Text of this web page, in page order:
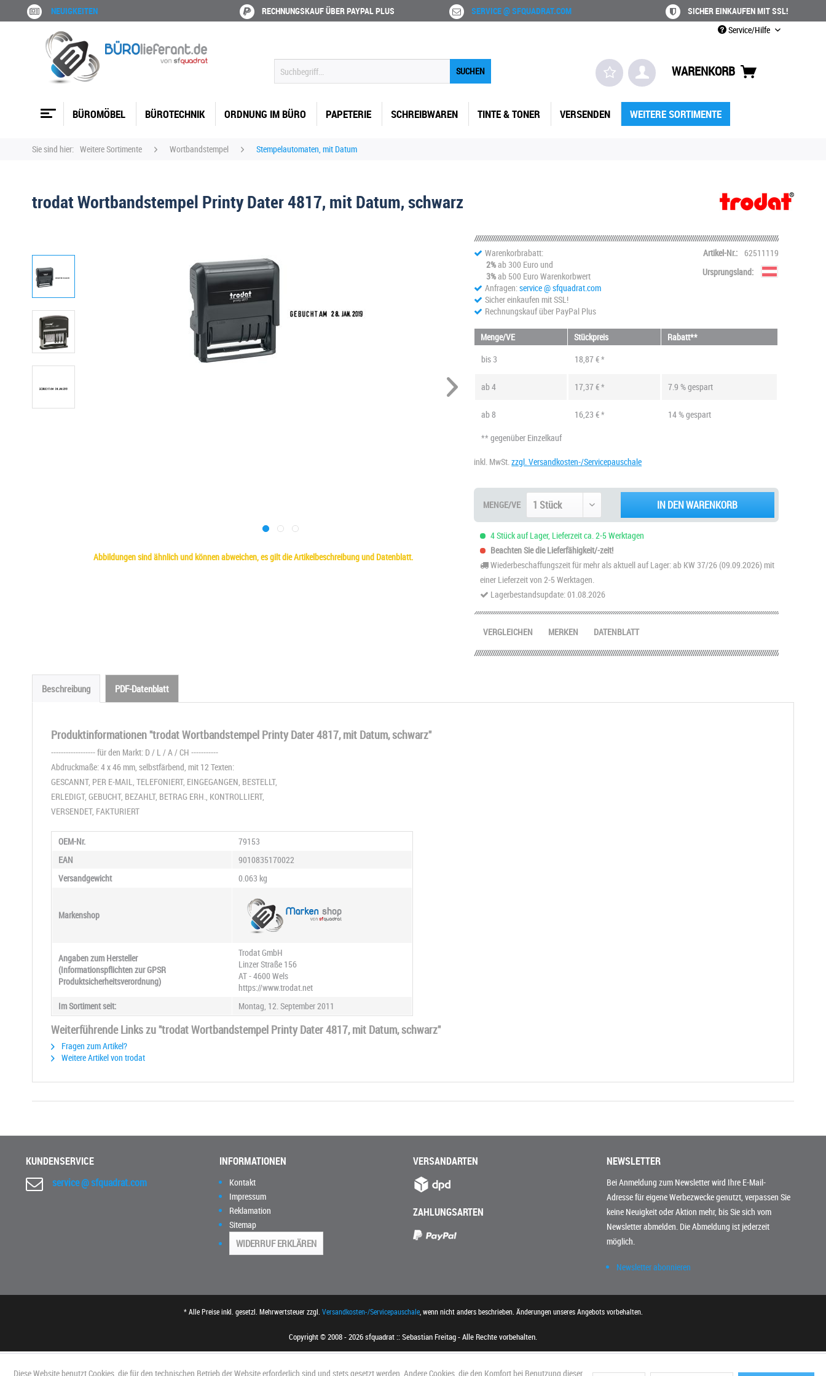
NEUIGKEITEN RECHNUNGSKAUF ÜBER PAYPAL PLUS SERVICE @ SFQUADRAT.COM
SICHER EINKAUFEN MIT SSL!
Service/Hilfe
SUCHEN WARENKORB
BÜROMÖBEL BÜROTECHNIK ORDNUNG IM BÜRO PAPETERIE SCHREIBWAREN TINTE & TONER VERSENDEN WEITERE SORTIMENTE
Sie sind hier: Weitere Sortimente Wortbandstempel Stempelautomaten, mit Datum
trodat Wortbandstempel Printy Dater 4817, mit Datum, schwarz
Abbildungen sind ähnlich und können abweichen, es gilt die Artikelbeschreibung und Datenblatt.
Warenkorbrabatt:
2%ab 300 Euro und
3%ab 500 Euro Warenkorbwert
Anfragen:service @ sfquadrat.com
Sicher einkaufen mit SSL!
Rechnungskauf über PayPal Plus
Artikel-Nr.: 62511119
Ursprungsland:
Menge/VE Stückpreis
Rabatt**
bis 3 18,87 € *
ab4 17,37 € * 7.9 % gespart
ab8 16,23 € *
14 % gespart
** gegenüber Einzelkauf
inkl. MwSt.zzgl. Versandkosten-/Servicepauschale
MENGE/VE IN DEN WARENKORB
4 Stück auf Lager, Lieferzeit ca. 2-5 Werktagen
Beachten Sie die Lieferfähigkeit/-zeit!
Wiederbeschaffungszeit für mehr als aktuell auf Lager: ab KW 37/26 (09.09.2026) mit
einer Lieferzeit von 2-5 Werktagen.
Lagerbestandsupdate: 01.08.2026
DATENBLATT
VERGLEICHEN MERKEN
Beschreibung PDF-Datenblatt
Produktinformationen "trodat Wortbandstempel Printy Dater 4817, mit Datum, schwarz"
------------------ für den Markt: D / L / A / CH -----------
Abdruckmaße: 4 x 46 mm, selbstfärbend, mit 12 Texten:
GESCANNT, PER E-MAIL, TELEFONIERT, EINGEGANGEN, BESTELLT,
ERLEDIGT, GEBUCHT, BEZAHLT, BETRAG ERH., KONTROLLIERT,
VERSENDET, FAKTURIERT
OEM-Nr.
79153
EAN
9010835170022
Versandgewicht
0.063 kg
Markenshop
Angaben zum Hersteller
(Informationspflichten zur GPSR
Produktsicherheitsverordnung)
Trodat GmbH
Linzer Straße 156
AT - 4600 Wels
https://www.trodat.net
Im Sortiment seit:
Montag, 12. September 2011
Weiterführende Links zu "trodat Wortbandstempel Printy Dater 4817, mit Datum, schwarz"
Fragen zum Artikel?
Weitere Artikel von trodat
KUNDENSERVICE
service @ sfquadrat.com
INFORMATIONEN
Kontakt
Impressum
Reklamation
Sitemap
WIDERRUF ERKLÄREN
VERSANDARTEN
ZAHLUNGSARTEN
NEWSLETTER
Bei Anmeldung zum Newsletter wird Ihre E-Mail-
Adresse für eigene Werbezwecke genutzt, verpassen Sie
keine Neuigkeit oder Aktion mehr, bis Sie sich vom
Newsletter abmelden. Die Abmeldung ist jederzeit
möglich.
Newsletter abonnieren
* Alle Preise inkl. gesetzl. Mehrwertsteuer zzgl. Versandkosten-/Servicepauschale, wenn nicht anders beschrieben. Änderungen unseres Angebots vorbehalten.
Copyright © 2008 - 2026 sfquadrat :: Sebastian Freitag - Alle Rechte vorbehalten.
Diese Website benutzt Cookies, die für den technischen Betrieb der Website erforderlich sind und stets gesetzt werden. Andere Cookies, die den Komfort bei Benutzung dieser